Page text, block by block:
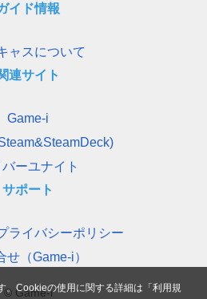
イド情報
ャスについて
連サイト
Game-i
ーユナイト
サポート
ライバシーポリシー
せ（Game-i）
© Game-i
。Cookieの使用に関する詳細は「利用規